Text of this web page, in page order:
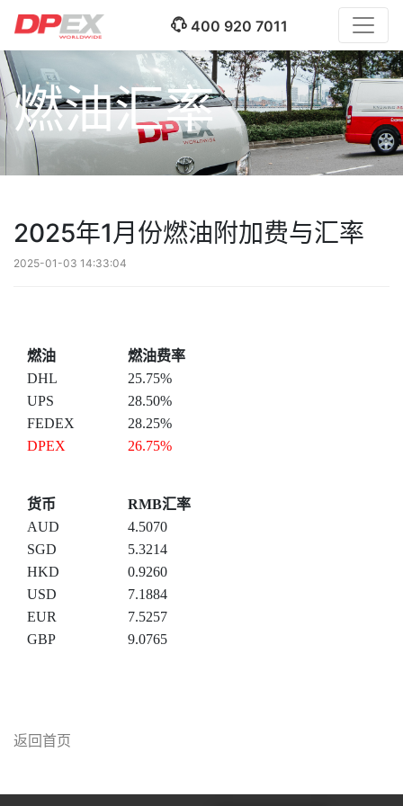
400 920 7011
燃油汇率
2025年1月份燃油附加费与汇率
2025-01-03 14:33:04
燃油
燃油费率
DHL
25.75%
UPS
28.50%
FEDEX
28.25%
DPEX
26.75%
货币
RMB汇率
AUD
4.5070
SGD
5.3214
HKD
0.9260
USD
7.1884
EUR
7.5257
GBP
9.0765
返回首页